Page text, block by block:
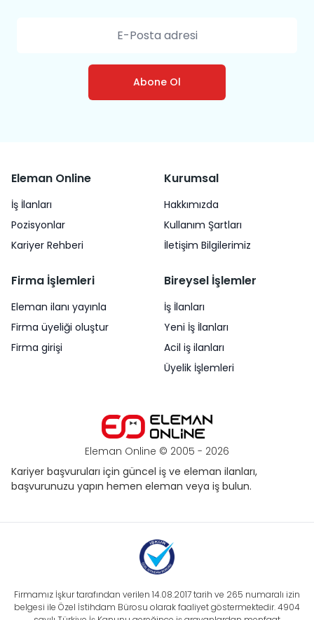
Abone Ol
Eleman Online © 2005 - 2026
Kariyer başvuruları için güncel iş ve eleman ilanları,
başvurunuzu yapın hemen eleman veya iş bulun.
Eleman Online
İş İlanları
Pozisyonlar
Kariyer Rehberi
Kurumsal
Hakkımızda
Kullanım Şartları
İletişim Bilgilerimiz
Firma İşlemleri
Eleman ilanı yayınla
Firma üyeliği oluştur
Firma girişi
Bireysel İşlemler
İş İlanları
Yeni İş İlanları
Acil iş ilanları
Üyelik İşlemleri
Firmamız İşkur tarafından verilen 14.08.2017 tarih ve 265 numaralı izin
belgesi ile Özel İstihdam Bürosu olarak faaliyet göstermektedir. 4904